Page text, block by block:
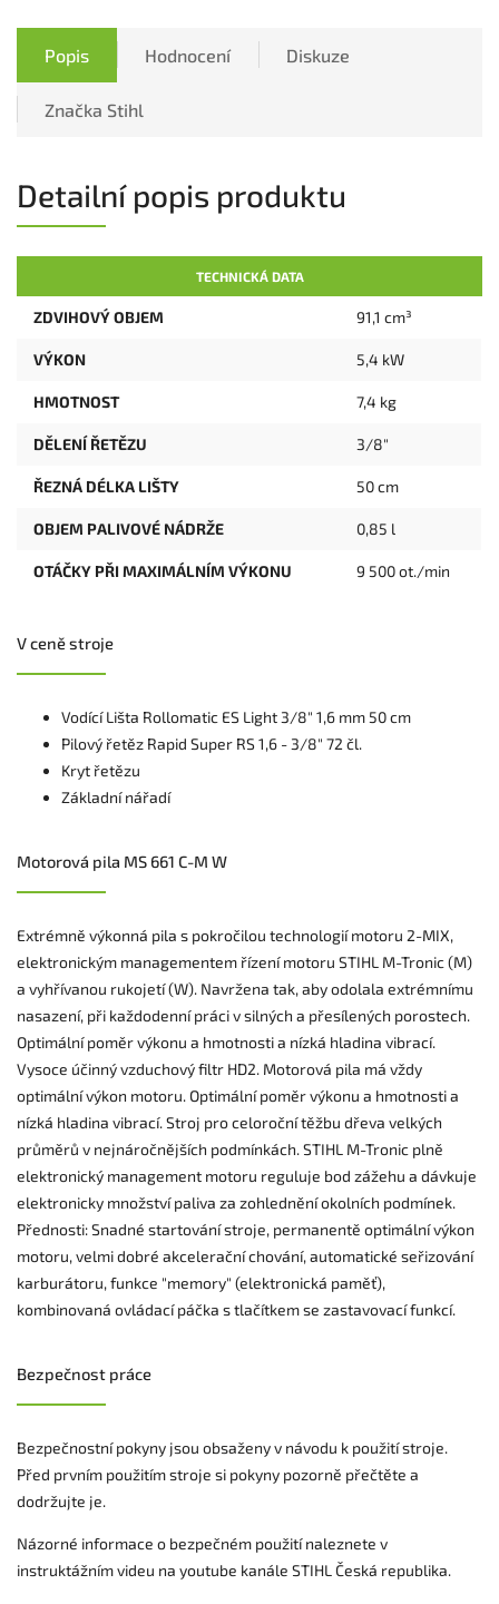
Popis Hodnocení Diskuze
Značka Stihl
Detailní popis produktu
TECHNICKÁ DATA
ZDVIHOVÝ OBJEM 91,1 cm³
VÝKON 5,4 kW
HMOTNOST 7,4 kg
DĚLENÍ ŘETĚZU 3/8"
ŘEZNÁ DÉLKA LIŠTY 50 cm
OBJEM PALIVOVÉ NÁDRŽE 0,85 l
OTÁČKY PŘI MAXIMÁLNÍM VÝKONU 9 500 ot./min
V ceně stroje
Vodící Lišta Rollomatic ES Light 3/8" 1,6 mm 50 cm
Pilový řetěz Rapid Super RS 1,6 - 3/8" 72 čl.
Kryt řetězu
Základní nářadí
Motorová pila MS 661 C-M W
Extrémně výkonná pila s pokročilou technologií motoru 2-MIX,
elektronickým managementem řízení motoru STIHL M-Tronic (M)
a vyhřívanou rukojetí (W). Navržena tak, aby odolala extrémnímu
nasazení, při každodenní práci v silných a přesílených porostech.
Optimální poměr výkonu a hmotnosti a nízká hladina vibrací.
Vysoce účinný vzduchový filtr HD2. Motorová pila má vždy
optimální výkon motoru. Optimální poměr výkonu a hmotnosti a
nízká hladina vibrací. Stroj pro celoroční těžbu dřeva velkých
průměrů v nejnáročnějších podmínkách. STIHL M-Tronic plně
elektronický management motoru reguluje bod zážehu a dávkuje
elektronicky množství paliva za zohlednění okolních podmínek.
Přednosti: Snadné startování stroje, permanentě optimální výkon
motoru, velmi dobré akcelerační chování, automatické seřizování
karburátoru, funkce "memory" (elektronická paměť),
kombinovaná ovládací páčka s tlačítkem se zastavovací funkcí.
Bezpečnost práce
Bezpečnostní pokyny jsou obsaženy v návodu k použití stroje.
Před prvním použitím stroje si pokyny pozorně přečtěte a
dodržujte je.
Názorné informace o bezpečném použití naleznete v
instruktážním videu na youtube kanále STIHL Česká republika.